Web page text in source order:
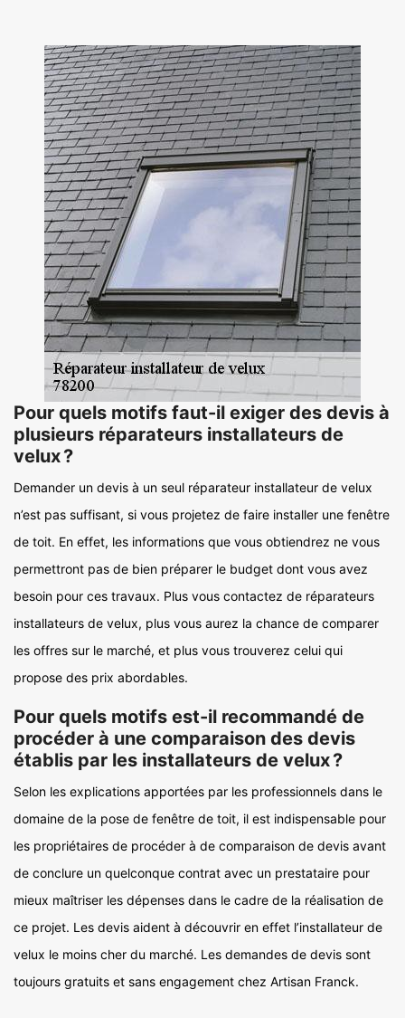
Pour quels motifs faut-il exiger des devis à
plusieurs réparateurs installateurs de
velux ?
Demander un devis à un seul réparateur installateur de velux
n’est pas suffisant, si vous projetez de faire installer une fenêtre
de toit. En effet, les informations que vous obtiendrez ne vous
permettront pas de bien préparer le budget dont vous avez
besoin pour ces travaux. Plus vous contactez de réparateurs
installateurs de velux, plus vous aurez la chance de comparer
les offres sur le marché, et plus vous trouverez celui qui
propose des prix abordables.
Pour quels motifs est-il recommandé de
procéder à une comparaison des devis
établis par les installateurs de velux ?
Selon les explications apportées par les professionnels dans le
domaine de la pose de fenêtre de toit, il est indispensable pour
les propriétaires de procéder à de comparaison de devis avant
de conclure un quelconque contrat avec un prestataire pour
mieux maîtriser les dépenses dans le cadre de la réalisation de
ce projet. Les devis aident à découvrir en effet l’installateur de
velux le moins cher du marché. Les demandes de devis sont
toujours gratuits et sans engagement chez Artisan Franck.